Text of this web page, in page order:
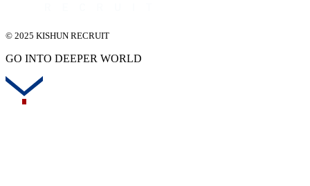
© 2025 KISHUN RECRUIT
GO INTO DEEPER WORLD